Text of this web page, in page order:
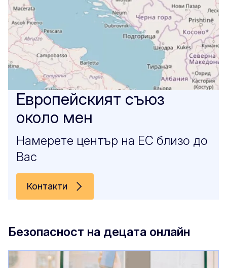
Европейският съюз
около мен
Намерете център на ЕС близо до
Вас
Контакти
Безопасност на децата онлайн